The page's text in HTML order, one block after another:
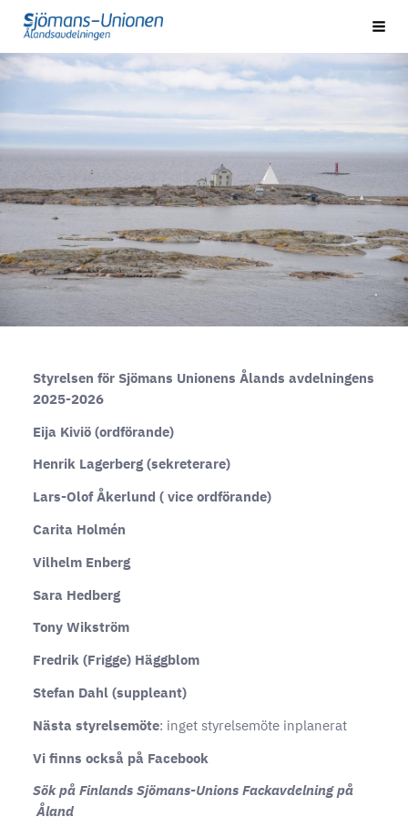
Hoppa
till
sidans
innehåll
Ahvenanmaan osasto Sök
Styrelsen för Sjömans Unionens Ålands avdelningens
2025-2026
Eija Kiviö (ordförande)
Henrik Lagerberg (sekreterare)
Lars-Olof Åkerlund ( vice ordförande)
Carita Holmén
Vilhelm Enberg
Sara Hedberg
Tony Wikström
Fredrik (Frigge) Häggblom
Stefan Dahl (suppleant)
Nästa styrelsemöte: inget styrelsemöte inplanerat
Vi finns också på Facebook
Sök på Finlands Sjömans-Unions Fackavdelning på
Åland